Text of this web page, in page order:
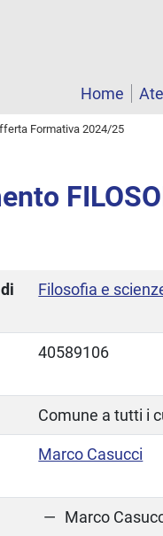
Home
Formativa 2024/25
Filosofia e
40589106
Comune a tutti i
Marco Casucci
Marco